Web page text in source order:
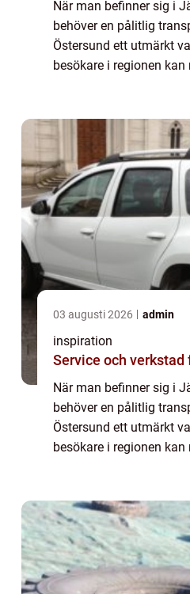
När man befinner sig i
behöver en pålitlig
Östersund ett utmärkt
besökare i regionen
03 augusti 2026 admin
inspiration
Service och verkstad
När man befinner sig i
behöver en pålitlig
Östersund ett utmärkt
besökare i regionen